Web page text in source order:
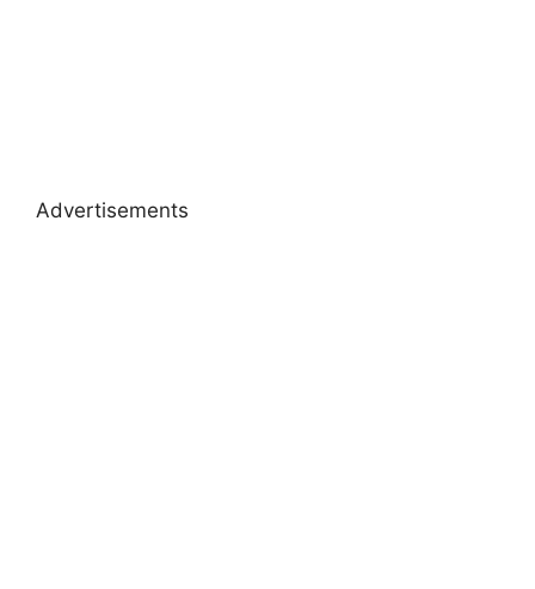
Advertisements